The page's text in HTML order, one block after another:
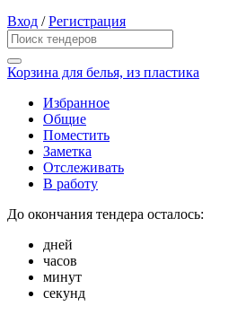
Вход /Регистрация
Корзина для белья, из пластика
Избранное
Общие
Поместить
Заметка
Отслеживать
В работу
До окончания тендера осталось:
дней
часов
минут
секунд